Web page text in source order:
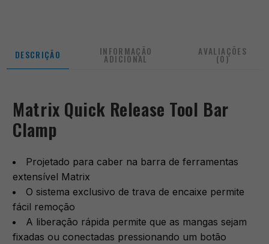
DESCRIÇÃO INFORMAÇÃO
ADICIONAL
AVALIAÇÕES
(0)
Matrix Quick Release Tool Bar
Clamp
Projetado para caber na barra de ferramentas
extensível Matrix
O sistema exclusivo de trava de encaixe permite
fácil remoção
A liberação rápida permite que as mangas sejam
fixadas ou conectadas pressionando um botão